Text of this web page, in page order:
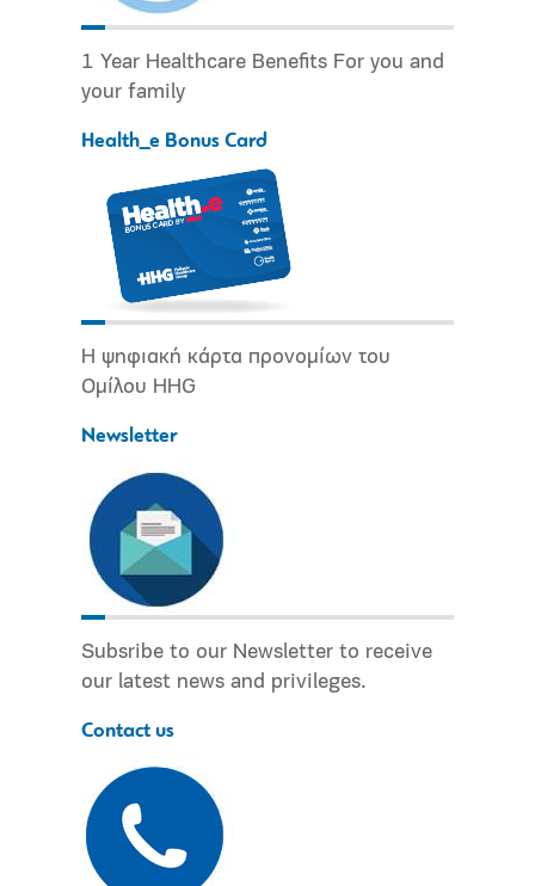
1 Year Healthcare Benefits For you and
your family
Health_e Bonus Card
Η ψηφιακή κάρτα προνομίων του
Ομίλου HHG
Newsletter
Subsribe to our Newsletter to receive
our latest news and privileges.
Contact us